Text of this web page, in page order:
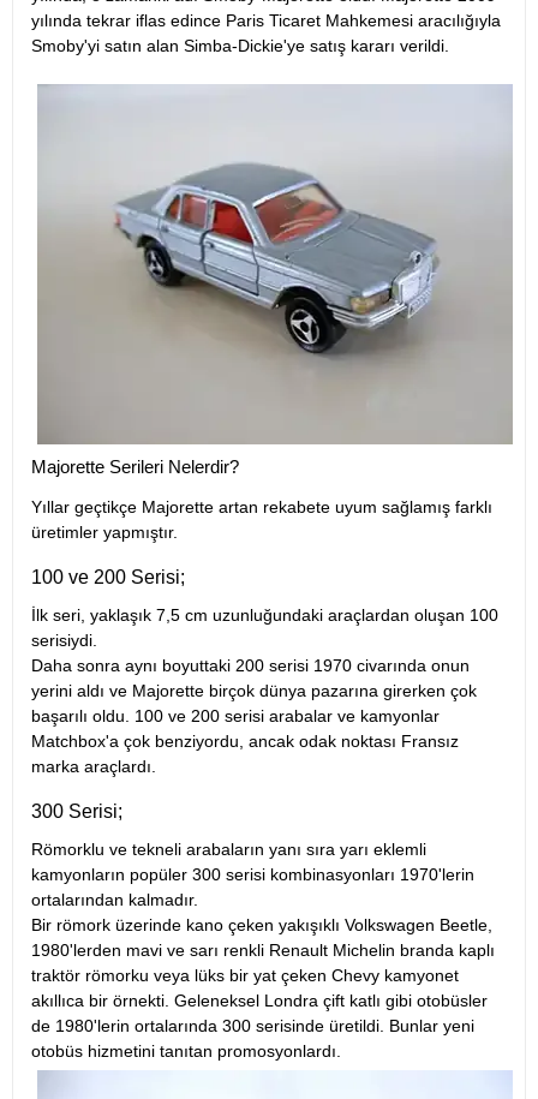
yılında tekrar iflas edince Paris Ticaret Mahkemesi aracılığıyla
Smoby'yi satın alan Simba-Dickie'ye satış kararı verildi.
Majorette Serileri Nelerdir?
Yıllar geçtikçe Majorette artan rekabete uyum sağlamış farklı
üretimler yapmıştır.
100 ve 200 Serisi;
İlk seri, yaklaşık 7,5 cm uzunluğundaki araçlardan oluşan 100
serisiydi.
Daha sonra aynı boyuttaki 200 serisi 1970 civarında onun
yerini aldı ve Majorette birçok dünya pazarına girerken çok
başarılı oldu. 100 ve 200 serisi arabalar ve kamyonlar
Matchbox'a çok benziyordu, ancak odak noktası Fransız
marka araçlardı.
300 Serisi;
Römorklu ve tekneli arabaların yanı sıra yarı eklemli
kamyonların popüler 300 serisi kombinasyonları 1970'lerin
ortalarından kalmadır.
Bir römork üzerinde kano çeken yakışıklı Volkswagen Beetle,
1980'lerden mavi ve sarı renkli Renault Michelin branda kaplı
traktör römorku veya lüks bir yat çeken Chevy kamyonet
akıllıca bir örnekti. Geleneksel Londra çift katlı gibi otobüsler
de 1980'lerin ortalarında 300 serisinde üretildi. Bunlar yeni
otobüs hizmetini tanıtan promosyonlardı.